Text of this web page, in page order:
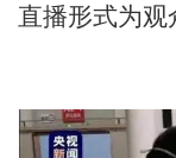
直播形式为观